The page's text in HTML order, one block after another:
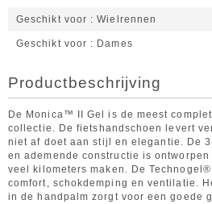
Geschikt voor Wielrennen
Geschikt voor Dames
Productbeschrijving
De Monica™ II Gel is de meest
collectie. De fietshandschoen levert
niet af doet aan stijl en elegantie. De
en ademende constructie is
veel kilometers maken. De
comfort, schokdemping en ventilatie.
in de handpalm zorgt voor een goede